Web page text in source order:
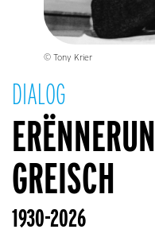
DIALOG
© Tony Krier
GREISCH
1930-2026